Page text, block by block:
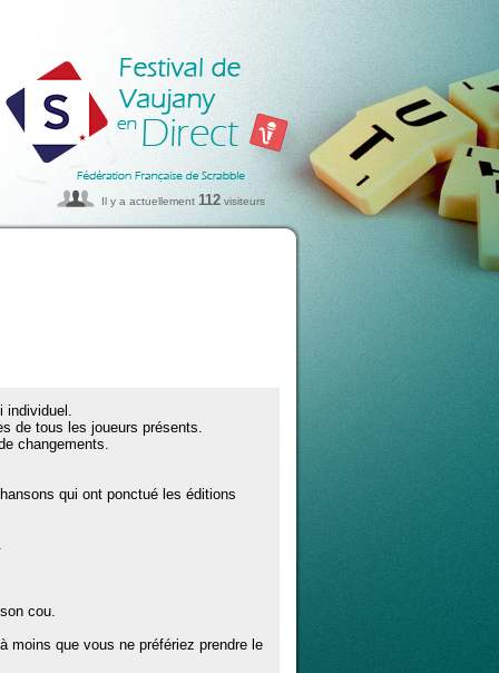
Il y a actuellement 112 visiteurs
de tous les joueurs présents.
changements.
qui ont ponctué les éditions
cou.
moins que vous ne préfériez prendre le